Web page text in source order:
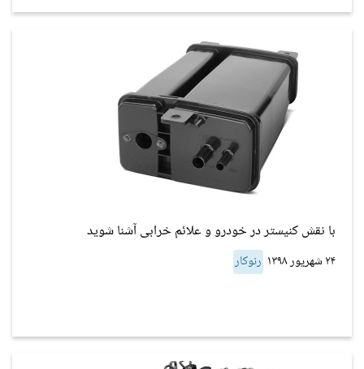
با نقش کنیستر در خودرو و علائم خرابی آشنا شوید
۲۴ شهریور ۱۳۹۸ رنوکار